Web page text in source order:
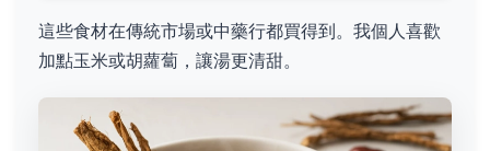
這些食材在傳統市場或中藥行都買得到。我個人喜歡
加點玉米或胡蘿蔔，讓湯更清甜。